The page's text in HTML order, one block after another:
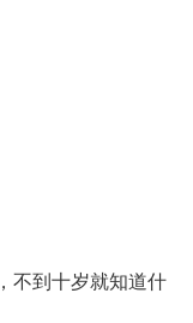
到十岁就知道什